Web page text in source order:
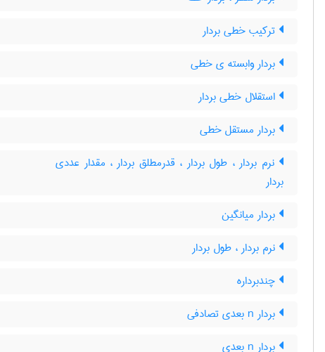
ترکیب خطی بردار
بردار وابسته ی خطی
استقلال خطی بردار
بردار مستقل خطی
نرم بردار ، طول بردار ، قدرمطلق بردار ، مقدار عددی
بردار
بردار میانگین
نرم بردار ، طول بردار
چندبرداره
بردار n بعدی تصادفی
بردار n بعدی